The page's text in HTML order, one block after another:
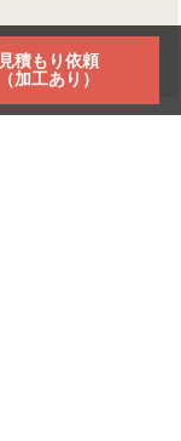
見積もり依頼
（加工あり）